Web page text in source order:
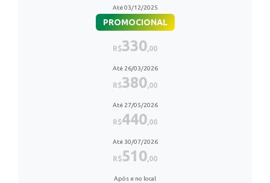
Até 03/12/2025
PROMOCIONAL
R$330,00
Até 26/03/2026
R$380,00
Até 27/05/2026
R$440,00
Até 30/07/2026
R$510,00
Após e no local